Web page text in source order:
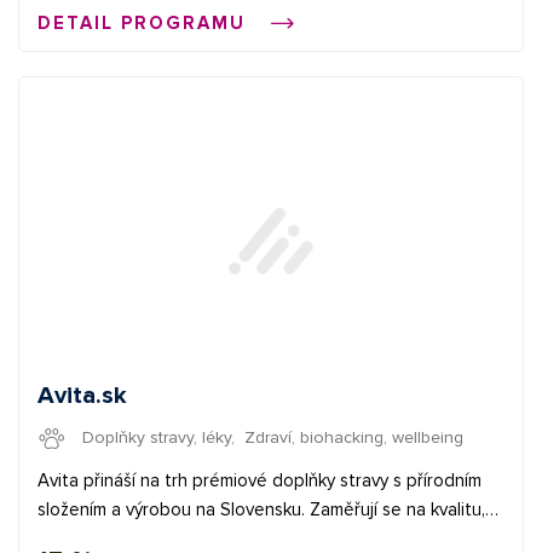
kategorii na našem e-shopu tvoří i ekologické produkty a
DETAIL PROGRAMU
Avita.sk
Doplňky stravy, léky, Zdraví, biohacking, wellbeing
Avita přináší na trh prémiové doplňky stravy s přírodním
složením a výrobou na Slovensku. Zaměřují se na kvalitu,